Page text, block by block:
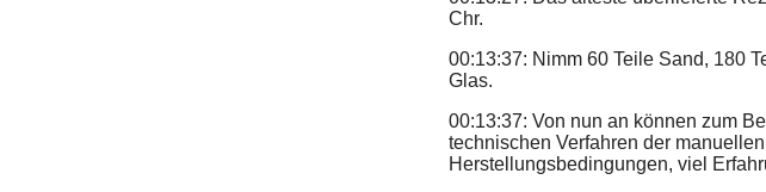
Chr.
00:13:37: Nimm 60 Teile Sand, 180
Glas.
00:13:37: Von nun an können zum
technischen Verfahren der
Herstellungsbedingungen, viel